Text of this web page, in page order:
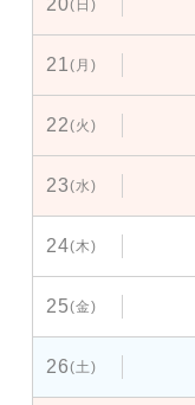
(日)
21(月)
22(火)
23(水)
24(木)
25(金)
26(土)